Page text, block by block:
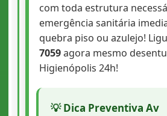
com toda estrutura
emergência sanitária
quebra piso ou azulejo!
7059agora mesmo
Higienópolis 24h!
💡 Dica Preventiva Av